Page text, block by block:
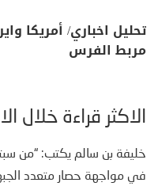
تحليل اخباري/ أمريكا
مربط الفرس
الأكثر قراءة خلال
خليفة بن سالم يكتب: “من
في مواجهة حصار متعدد